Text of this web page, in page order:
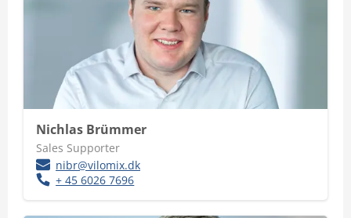
Nichlas Brümmer
Sales Supporter
nibr@vilomix.dk
+ 45 6026 7696